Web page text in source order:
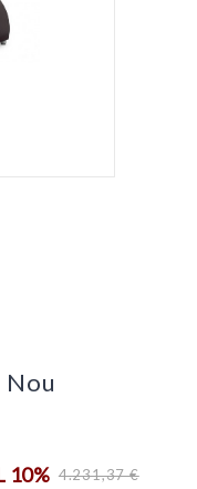
Nou
10% 4.231,37 €